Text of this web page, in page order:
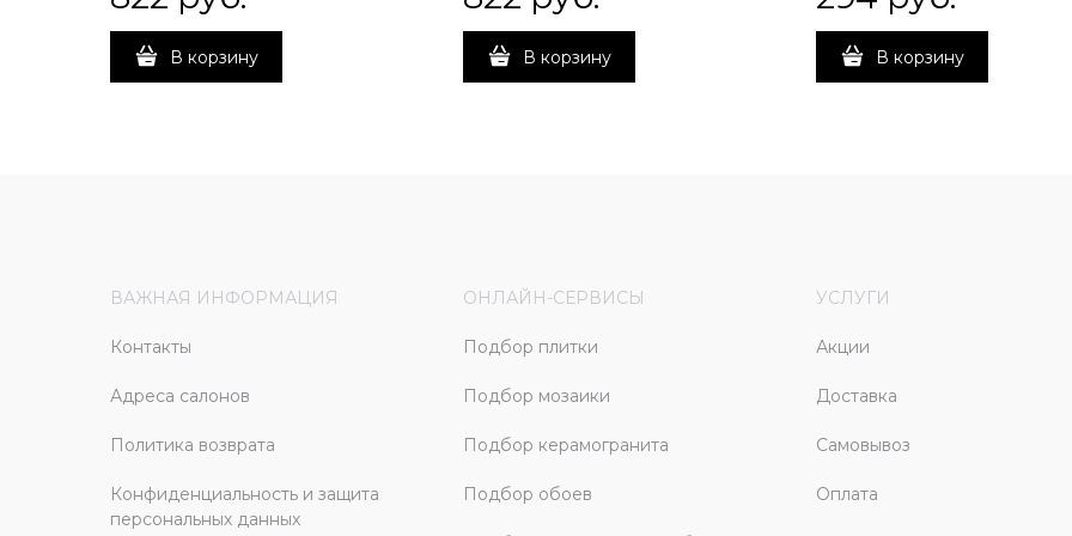
В корзину В корзину В корзину
ВАЖНАЯ ИНФОРМАЦИЯ
Контакты
Адреса салонов
Политика возврата
Конфиденциальность и защита
персональных данных
ОНЛАЙН-СЕРВИСЫ
Подбор плитки
Подбор мозаики
Подбор керамогранита
Подбор обоев
УСЛУГИ
Акции
Доставка
Самовывоз
Оплата